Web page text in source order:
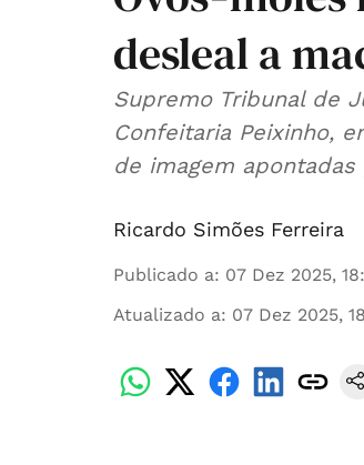
desleal a
Supremo Tribunal de
Confeitaria Peixinho,
de imagem
Ricardo Simões Ferreira
Publicado a: 07 Dez 2025,
Atualizado a: 07 Dez 2025,